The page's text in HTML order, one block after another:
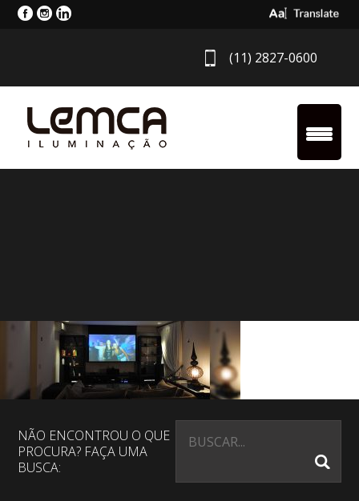
Select
(11) 2827-0600
NÃO ENCONTROU O QUE
PROCURA? FAÇA UMA
BUSCA: